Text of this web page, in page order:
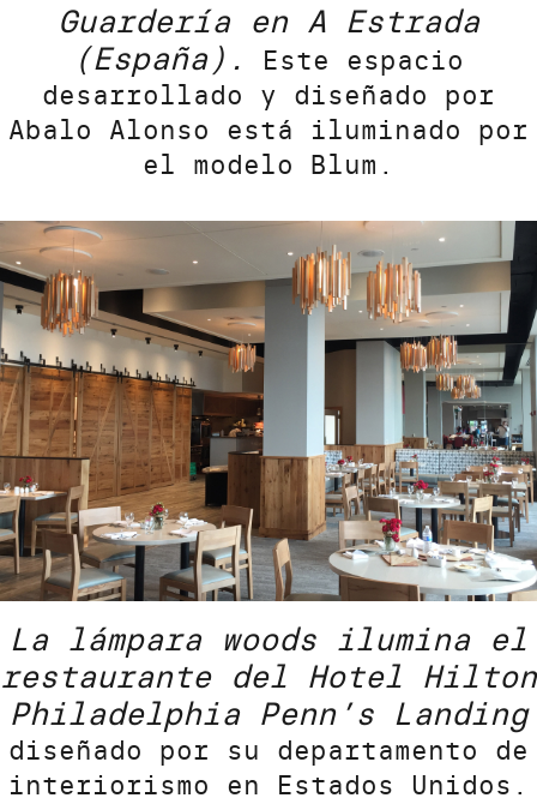
Guardería en A Estrada
(España).
Este espacio
desarrollado y diseñado por
Abalo Alonso está iluminado por
el modelo Blum.
La lámpara woods ilumina el
restaurante del Hotel Hilton
Philadelphia Penn’s Landing
diseñado por su departamento de
interiorismo en Estados Unidos.